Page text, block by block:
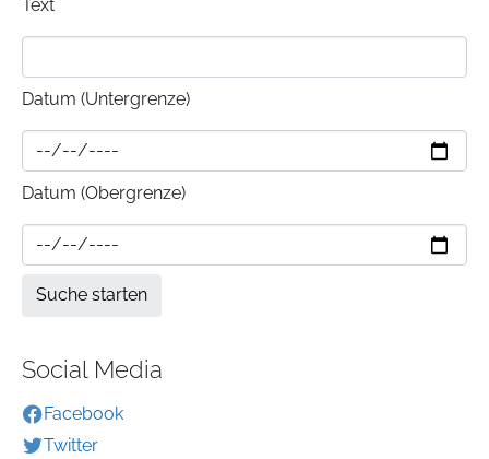
Text
Datum (Untergrenze)
Datum (Obergrenze)
Social Media
Facebook
Twitter